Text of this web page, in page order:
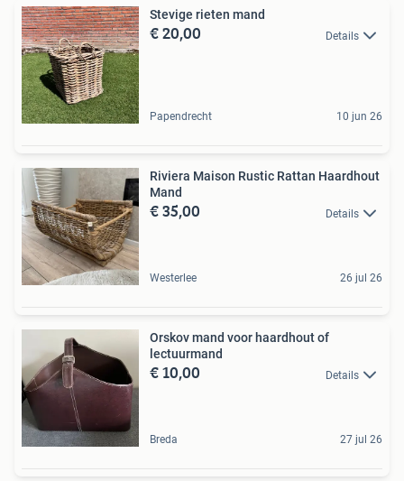
Stevige rieten mand
€ 20,00 Details
Papendrecht 10 jun 26
Riviera Maison Rustic Rattan Haardhout
Mand
€ 35,00 Details
Westerlee 26 jul 26
Orskov mand voor haardhout of
lectuurmand
€ 10,00 Details
Breda 27 jul 26